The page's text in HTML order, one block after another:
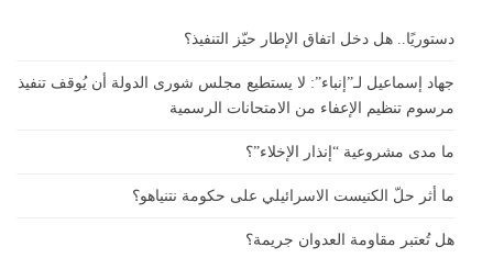
دستوريًا.. هل دخل اتفاق الإطار حيّز التنفيذ؟
جهاد إسماعيل لـ”إنباء”: لا يستطيع مجلس شورى الدولة أن يُوقف تنفيذ
مرسوم تنظيم الإعفاء من الامتحانات الرسمية
ما مدى مشروعية “إنذار الإخلاء”؟
ما أثر حلّ الكنيست الاسرائيلي على حكومة نتنياهو؟
هل تُعتبر مقاومة العدوان جريمة؟